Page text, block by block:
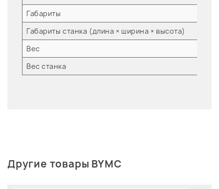
Габариты
Габариты станка (длина × ширина × высота)
Вес
Вес станка
Другие товары BYMC